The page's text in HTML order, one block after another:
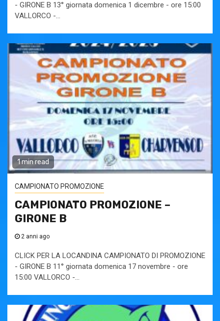
- GIRONE B 13° giornata domenica 1 dicembre - ore 15:00
VALLORCO -...
1 min read
CAMPIONATO PROMOZIONE
CAMPIONATO PROMOZIONE –
GIRONE B
2 anni ago
CLICK PER LA LOCANDINA CAMPIONATO DI PROMOZIONE
- GIRONE B 11° giornata domenica 17 novembre - ore
15:00 VALLORCO -...